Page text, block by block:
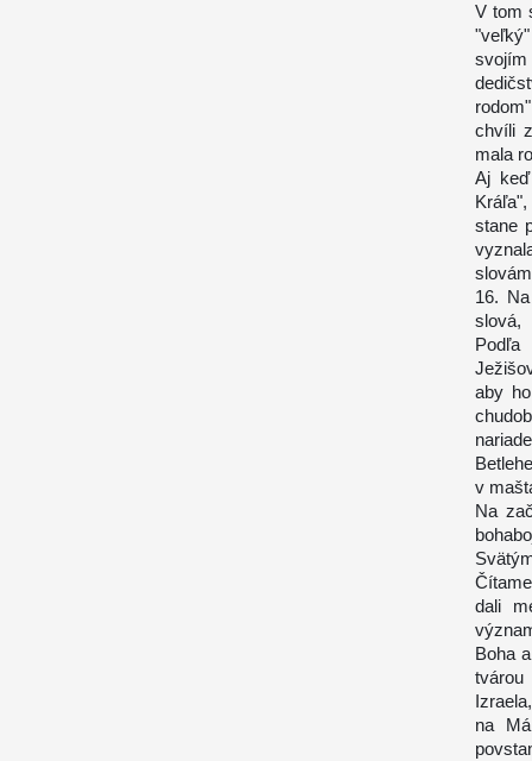
V tom
svojím
chvíli
mala
Aj
stane
16.
slová,
aby
v
Na
dali
Boha
tvárou
na